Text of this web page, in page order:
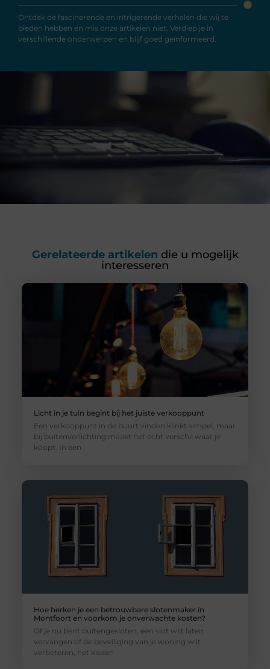
Ontdek de fascinerende en intrigerende verhalen die wij te
bieden hebben en mis onze artikelen niet. Verdiep je in
verschillende onderwerpen en blijf goed geïnformeerd.
Gerelateerde artikelen die u mogelijk
interesseren
Licht in je tuin begint bij het juiste verkooppunt
Een verkooppunt in de buurt vinden klinkt simpel, maar
bij buitenverlichting maakt het echt verschil waar je
koopt. In een
Hoe herken je een betrouwbare slotenmaker in
Montfoort en voorkom je onverwachte kosten?
Of je nu bent buitengesloten, een slot wilt laten
vervangen of de beveiliging van je woning wilt
verbeteren, het kiezen